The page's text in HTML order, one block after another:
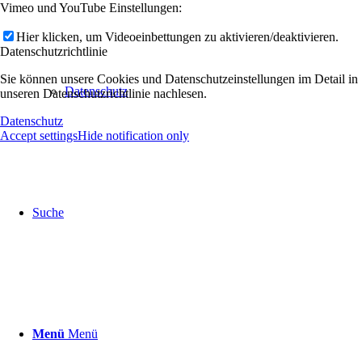
Datenschutz
Suche
Menü Menü
Vimeo und YouTube Einstellungen:
Hier klicken, um Videoeinbettungen zu aktivieren/deaktivieren.
Datenschutzrichtlinie
Sie können unsere Cookies und Datenschutzeinstellungen im Detail in
unseren Datenschutzrichtlinie nachlesen.
Datenschutz
Accept settingsHide notification only